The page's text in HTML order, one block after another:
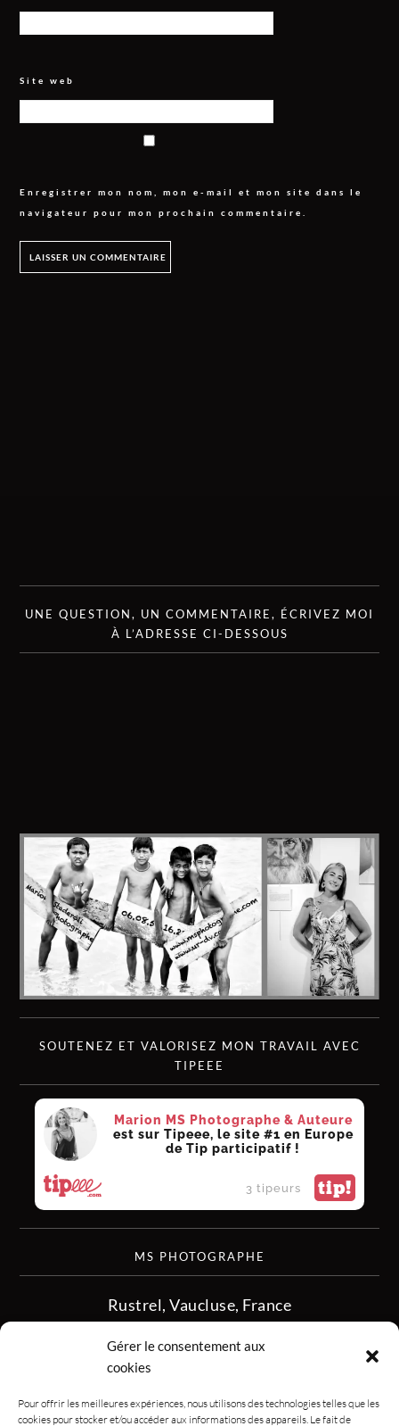
Gérer le consentement aux
cookies
Pour offrir les meilleures expériences, nous utilisons des technologies telles que les
cookies pour stocker et/ou accéder aux informations des appareils. Le fait de
Site web
Enregistrer mon nom, mon e-mail et mon site dans le
navigateur pour mon prochain commentaire.
UNE QUESTION, UN COMMENTAIRE, ÉCRIVEZ MOI
À L’ADRESSE CI-DESSOUS
SOUTENEZ ET VALORISEZ MON TRAVAIL AVEC
TIPEEE
Marion MS Photographe & Auteure
est sur Tipeee, le site #1 en Europe
de Tip participatif !
3 tipeurs tip!
MS PHOTOGRAPHE
Rustrel, Vaucluse, France
06.08.50.16.28
contact.msphotographe (at) gmail.com